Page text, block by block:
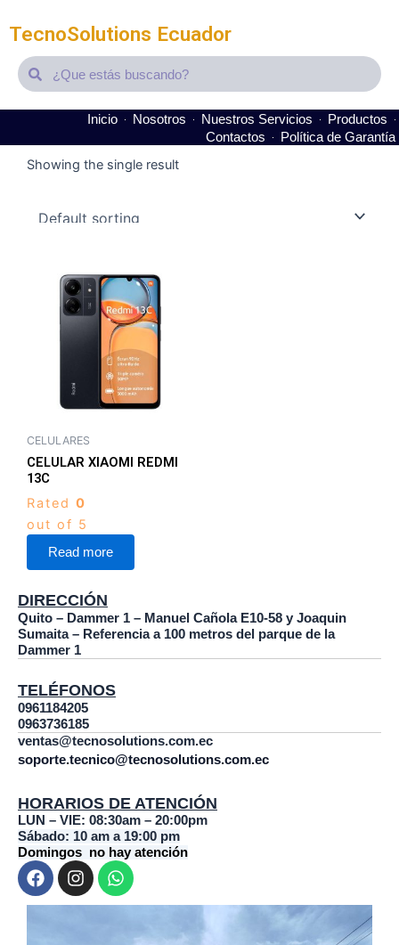
TecnoSolutions Ecuador
SearchSearch
Inicio Nosotros Nuestros Servicios
Productos
Contactos
Política de Garantía
Showing the single result
CELULARES
CELULAR XIAOMI REDMI
13C
Rated 0
out of 5
Read more
DIRECCIÓN
Quito – Dammer 1 – Manuel Cañola E10-58 y Joaquin
Sumaita – Referencia a 100 metros del parque de la
Dammer 1
TELÉFONOS
0961184205
0963736185
ventas@tecnosolutions.com.ec
soporte.tecnico@tecnosolutions.com.ec
HORARIOS DE ATENCIÓN
LUN – VIE: 08:30am – 20:00pm
Sábado: 10 am a 19:00 pm
Domingos no hay atención
F
a
c
I
n
s
W
h
a